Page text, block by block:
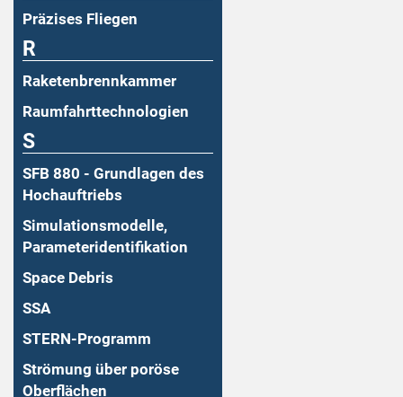
Präzises Fliegen
R
Raketenbrennkammer
Raumfahrttechnologien
S
SFB 880 - Grundlagen des
Hochauftriebs
Simulationsmodelle,
Parameteridentifikation
Space Debris
SSA
STERN-Programm
Strömung über poröse
Oberflächen